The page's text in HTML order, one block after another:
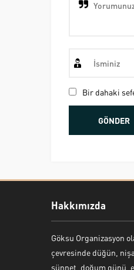
Bir dahaki
Hakkımızda
Göksu Organizasyon
çevresinde düğün,
sünnet, doğum günü,
Bekir Kiper